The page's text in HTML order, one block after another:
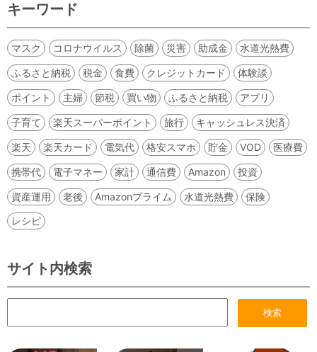
キーワード
マスク コロナウイルス 除菌 災害 助成金 水道光熱費
ふるさと納税 税金 食費 クレジットカード 体験談
ポイント 主婦 節税 買い物 ふるさと納税 アプリ
子育て 楽天スーパーポイント 旅行 キャッシュレス決済
楽天 楽天カード 電気代 格安スマホ 貯金 VOD 医療費
携帯代 電子マネー 家計 通信費 Amazon 投資
資産運用 老後 Amazonプライム 水道光熱費
保険
レシピ
サイト内検索